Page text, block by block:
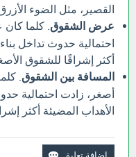
القصير، مثل الضوء
عرض الشقوق . كلما
احتمالية حدوث تداخل
أكثر إشراقًا للشقوق
المسافة بين الشقوق .
أصغر، زادت احتمالية
الأهداب المضيئة أكثر